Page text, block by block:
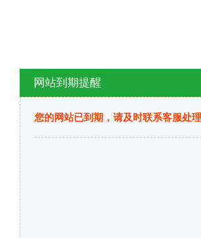
网站到期提醒
您的网站已到期，请及时联系客服处理